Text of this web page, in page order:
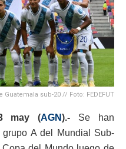
sub-20 // Foto: FEDEFUT
may (AGN).- Se han
A del Mundial Sub-